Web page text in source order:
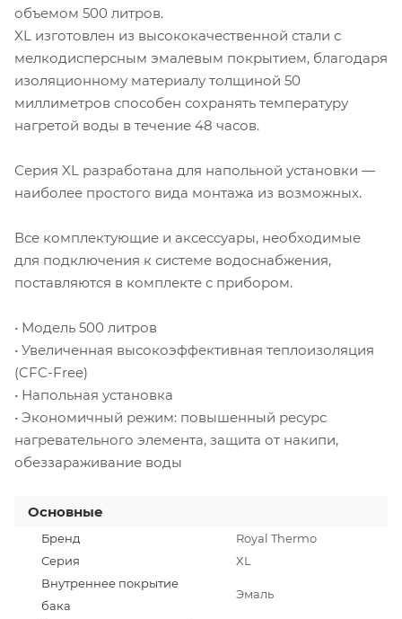
объемом 500 литров.
XL изготовлен из высококачественной стали с
мелкодисперсным эмалевым покрытием, благодаря
изоляционному материалу толщиной 50
миллиметров способен сохранять температуру
нагретой воды в течение 48 часов.
Серия XL разработана для напольной установки —
наиболее простого вида монтажа из возможных.
Все комплектующие и аксессуары, необходимые
для подключения к системе водоснабжения,
поставляются в комплекте с прибором.
• Модель 500 литров
• Увеличенная высокоэффективная теплоизоляция
(CFC-Free)
• Напольная установка
• Экономичный режим: повышенный ресурс
нагревательного элемента, защита от накипи,
обеззараживание воды
Основные
Бренд
Royal Thermo
Серия
XL
Внутреннее покрытие
бака
Эмаль